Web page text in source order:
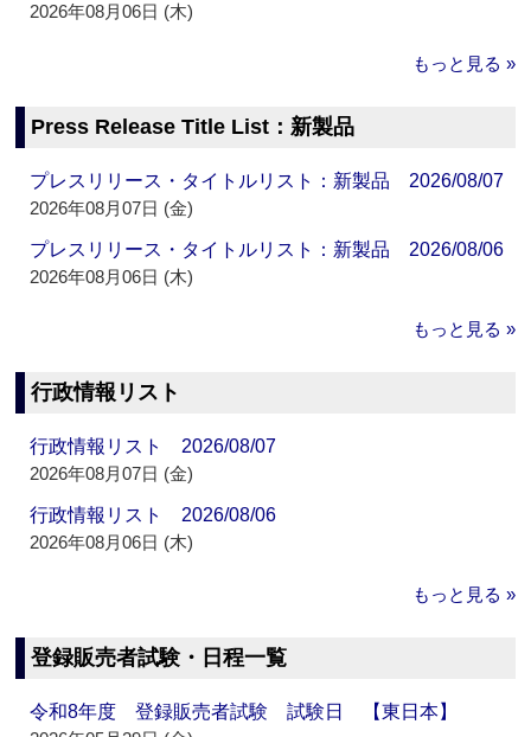
2026年08月06日 (木)
もっと見る »
Press Release Title List：新製品
プレスリリース・タイトルリスト：新製品 2026/08/07
2026年08月07日 (金)
プレスリリース・タイトルリスト：新製品 2026/08/06
2026年08月06日 (木)
もっと見る »
行政情報リスト
行政情報リスト 2026/08/07
2026年08月07日 (金)
行政情報リスト 2026/08/06
2026年08月06日 (木)
もっと見る »
登録販売者試験・日程一覧
令和8年度 登録販売者試験 試験日 【東日本】